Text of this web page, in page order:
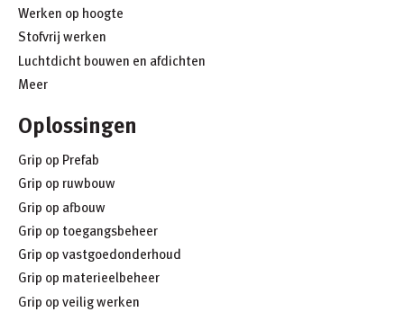
Werken op hoogte
Stofvrij werken
Luchtdicht bouwen en afdichten
Meer
Oplossingen
Grip op Prefab
Grip op ruwbouw
Grip op afbouw
Grip op toegangsbeheer
Grip op vastgoedonderhoud
Grip op materieelbeheer
Grip op veilig werken